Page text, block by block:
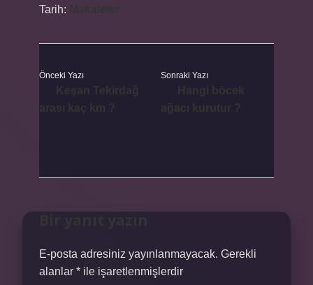
Tarih:
Önceki Yazı Sonraki Yazı
E-posta adresiniz yayınlanmayacak. Gerekli
alanlar * ile işaretlenmişlerdir